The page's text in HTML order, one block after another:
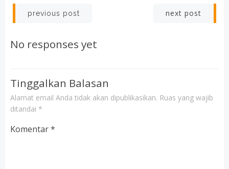
Post
navigation
previous post next post
No responses yet
Tinggalkan Balasan
Alamat email Anda tidak akan dipublikasikan. Ruas yang wajib
ditandai *
Komentar*